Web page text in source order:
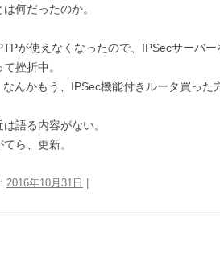
何だったのか。
が使えなくなったので、IPSecサーバー
挫折中。
んかもう、IPSec機能付きルータ買った
語る内容がない。
ら、更新。
2016年10月31日